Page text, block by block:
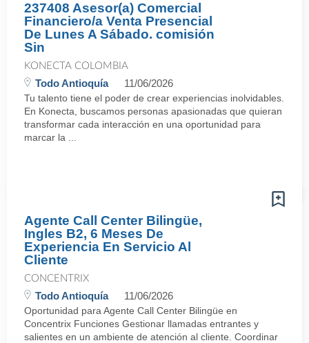
237408 Asesor(a) Comercial
Financiero/a Venta Presencial
De Lunes A Sábado. comisión
Sin
KONECTA COLOMBIA
Todo Antioquía 11/06/2026
Tu talento tiene el poder de crear experiencias inolvidables.
En Konecta, buscamos personas apasionadas que quieran
transformar cada interacción en una oportunidad para
marcar la ...
Agente Call Center Bilingüe,
Ingles B2, 6 Meses De
Experiencia En Servicio Al
Cliente
CONCENTRIX
Todo Antioquía 11/06/2026
Oportunidad para Agente Call Center Bilingüe en
Concentrix Funciones Gestionar llamadas entrantes y
salientes en un ambiente de atención al cliente. Coordinar